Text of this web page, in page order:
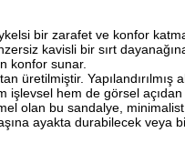
bir zarafet ve konfor
kavisli bir sırt
konfor sunar.
üretilmiştir.
hem de görsel açıdan
olan bu sandalye,
ayakta durabilecek veya